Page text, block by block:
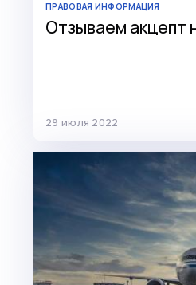
ПРАВОВАЯ ИНФОРМАЦИЯ
Отзываем акцепт
29 июля 2022